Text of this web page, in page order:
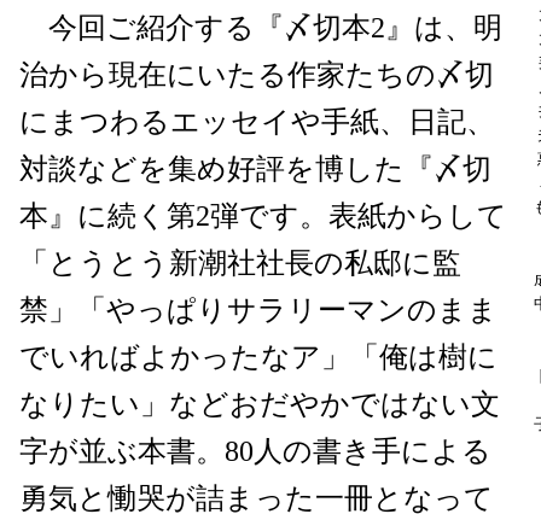
今回ご紹介する『〆切本2』は、明
治から現在にいたる作家たちの〆切
にまつわるエッセイや手紙、日記、
対談などを集め好評を博した『〆切
本』に続く第2弾です。表紙からして
「とうとう新潮社社長の私邸に監
禁」「やっぱりサラリーマンのまま
でいればよかったなア」「俺は樹に
なりたい」などおだやかではない文
字が並ぶ本書。80人の書き手による
勇気と慟哭が詰まった一冊となって